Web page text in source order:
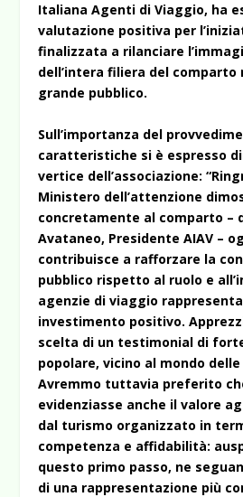
Italiana Agenti di Viaggio, ha
valutazione positiva per
finalizzata a rilanciare
dell’intera filiera del
grande pubblico.
Sull’importanza del
caratteristiche si è espresso
vertice dell’associazione:
Ministero dell’attenzione
concretamente al comparto –
Avataneo, Presidente AIAV –
contribuisce a rafforzare la
pubblico rispetto al ruolo e
agenzie di viaggio
investimento positivo.
scelta di un testimonial di
popolare, vicino al mondo
Avremmo tuttavia preferito
evidenziasse anche il valore
dal turismo organizzato in
competenza e affidabilità:
questo primo passo, ne
di una rappresentazione più